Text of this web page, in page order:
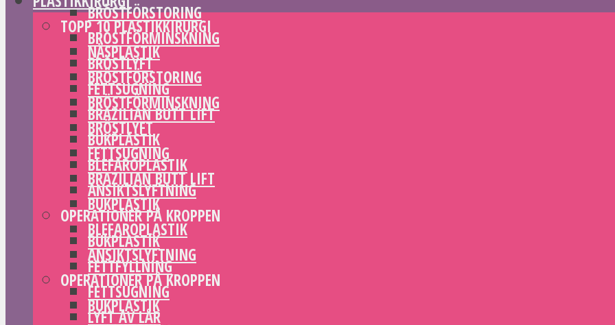
BRÖSTFÖRSTORING
BRÖSTFÖRMINSKNING
BRÖSTLYFT
FETTSUGNING
BRAZILIAN BUTT LIFT
BUKPLASTIK
BLEFAROPLASTIK
ANSIKTSLYFTNING
OPERATIONER PÅ KROPPEN
BUKPLASTIK
FETTFYLLNING
FETTSUGNING
LYFT AV LÅR
TOPP 10 PLASTIKKIRURGI
NÄSPLASTIK
BRÖSTFÖRSTORING
BRÖSTFÖRMINSKNING
BRÖSTLYFT
FETTSUGNING
BRAZILIAN BUTT LIFT
BUKPLASTIK
BLEFAROPLASTIK
ANSIKTSLYFTNING
OPERATIONER PÅ KROPPEN
BUKPLASTIK